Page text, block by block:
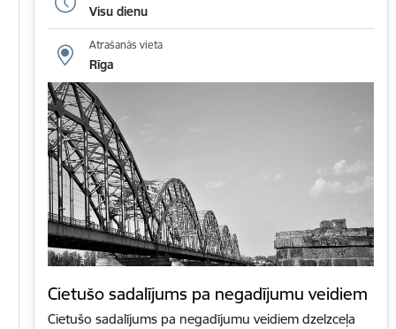
Visu dienu
Atrašanās vieta
Rīga
Cietušo sadalījums pa negadījumu veidiem
Cietušo sadalījums pa negadījumu veidiem dzelzceļa